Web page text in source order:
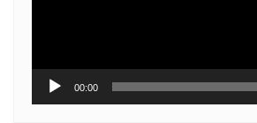
00:00